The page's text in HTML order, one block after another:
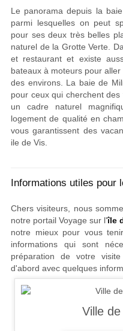
Le panorama depuis la
parmi lesquelles on peut
pour ses deux très belles
naturel de la Grotte Verte.
et restaurant et existe
bateaux à moteurs pour
des environs. La baie de
pour ceux qui cherchent
un cadre naturel
logement de qualité en
vous garantissent des
ile de Vis.
Informations utiles pour
Chers visiteurs, nous
notre portail Voyage sur l'île
notre mieux pour vous
informations qui sont
préparation de votre
d'abord avec quelques